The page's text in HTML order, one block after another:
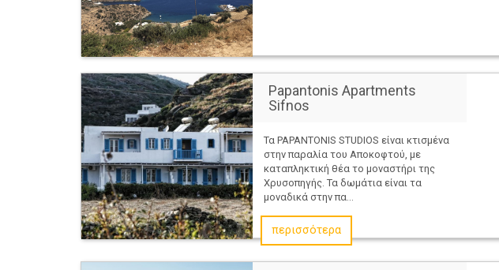
Papantonis Apartments
Sifnos
Τα PAPANTONIS STUDIOS είναι κτισμένα
στην παραλία του Αποκοφτού, με
καταπληκτική θέα το μοναστήρι της
Χρυσοπηγής. Τα δωμάτια είναι τα
μοναδικά στην πα...
περισσότερα